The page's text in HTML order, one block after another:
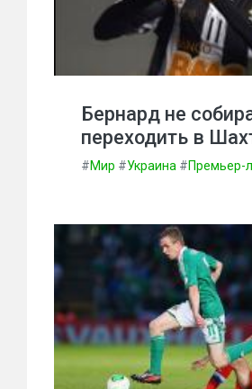
Бернард не
переходить в
#Мир #Украина #Премьер-